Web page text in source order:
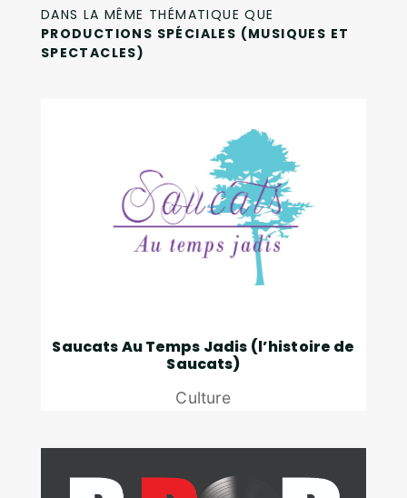
DANS LA MÊME THÉMATIQUE QUE
PRODUCTIONS SPÉCIALES (MUSIQUES ET
SPECTACLES)
Saucats Au Temps Jadis (l’histoire de
Saucats)
Culture